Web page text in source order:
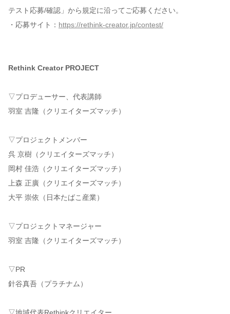
テスト応募/確認」から規定に沿ってご応募ください。
・応募サイト： https://rethink-creator.jp/contest/
Rethink Creator PROJECT
▽プロデューサー、代表講師
羽室 吉隆（クリエイターズマッチ）
▽プロジェクトメンバー
呉 京樹（クリエイターズマッチ）
岡村 佳浩（クリエイターズマッチ）
上森 正廣（クリエイターズマッチ）
大平 崇依（日本たばこ産業）
▽プロジェクトマネージャー
羽室 吉隆（クリエイターズマッチ）
▽PR
針谷真吾（プラチナム）
▽地域代表Rethinkクリエイター